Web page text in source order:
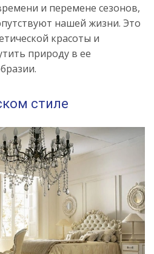
и перемене сезонов,
нашей жизни. Это
красоты и
природу в ее
стиле